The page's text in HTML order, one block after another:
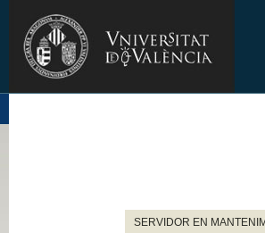
SERVIDOR EN